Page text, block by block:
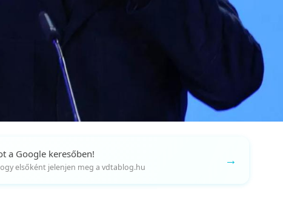
a Google keresőben!
elsőként jelenjen meg a vdtablog.hu →